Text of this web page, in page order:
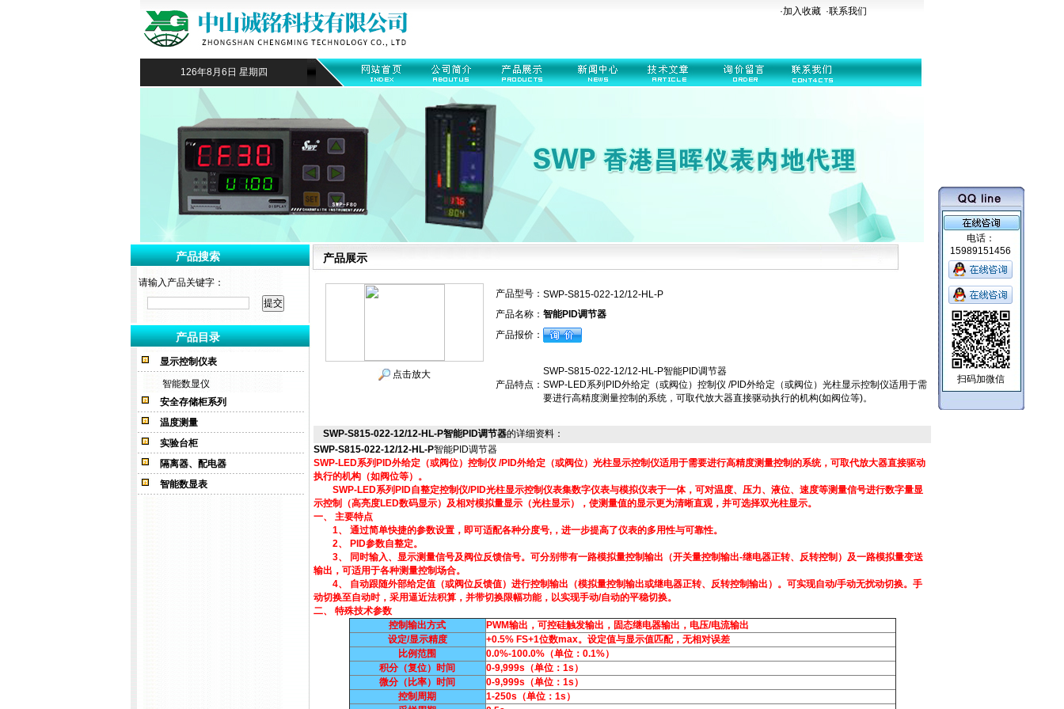
·加入收藏 ·联系我们
126年8月6日 星期四
产品搜索
请输入产品关键字：
产品目录
显示控制仪表
智能数显仪
安全存储柜系列
温度测量
实验台柜
隔离器、配电器
智能数显表
产品展示
点击放大
产品型号： SWP-S815-022-12/12-HL-P
产品名称： 智能PID调节器
产品报价：
产品特点：
SWP-S815-022-12/12-HL-P智能PID调节器
SWP-LED系列PID外给定（或阀位）控制仪 /PID外给定（或阀位）光柱显示控制仪适用于需
要进行高精度测量控制的系统，可取代放大器直接驱动执行的机构(如阀位等)。
SWP-S815-022-12/12-HL-P智能PID调节器的详细资料：
SWP-S815-022-12/12-HL-P智能PID调节器
SWP-LED系列PID外给定（或阀位）控制仪 /PID外给定（或阀位）光柱显示控制仪适用于需要进行高精度测量控制的系统，可取代放大器直接驱动
执行的机构（如阀位等）。
SWP-LED系列PID自整定控制仪/PID光柱显示控制仪表集数字仪表与模拟仪表于一体，可对温度、压力、液位、速度等测量信号进行数字量显
示控制（高亮度LED数码显示）及相对模拟量显示（光柱显示），使测量值的显示更为清晰直观，并可选择双光柱显示。
一、 主要特点
1、 通过简单快捷的参数设置，即可适配各种分度号,，进一步提高了仪表的多用性与可靠性。
2、 PID参数自整定。
3、 同时输入、显示测量信号及阀位反馈信号。可分别带有一路模拟量控制输出（开关量控制输出-继电器正转、反转控制）及一路模拟量变送
输出，可适用于各种测量控制场合。
4、 自动跟随外部给定值（或阀位反馈值）进行控制输出（模拟量控制输出或继电器正转、反转控制输出）。可实现自动/手动无扰动切换。手
动切换至自动时，采用逼近法积算，并带切换限幅功能，以实现手动/自动的平稳切换。
二、 特殊技术参数
控制输出方式
PWM输出，可控硅触发输出，固态继电器输出，电压/电流输出
设定/显示精度
+0.5% FS+1位数max。设定值与显示值匹配，无相对误差
比例范围
0.0%-100.0%（单位：0.1%）
积分（复位）时间
0-9,999s（单位：1s）
微分（比率）时间
0-9,999s（单位：1s）
控制周期
1-250s（单位：1s）
电话：
15989151456
扫码加微信